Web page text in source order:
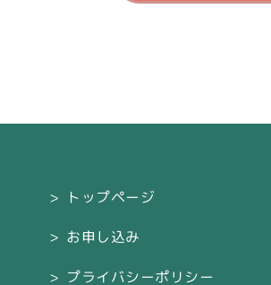
トップページ
お申し込み
プライバシーポリシー